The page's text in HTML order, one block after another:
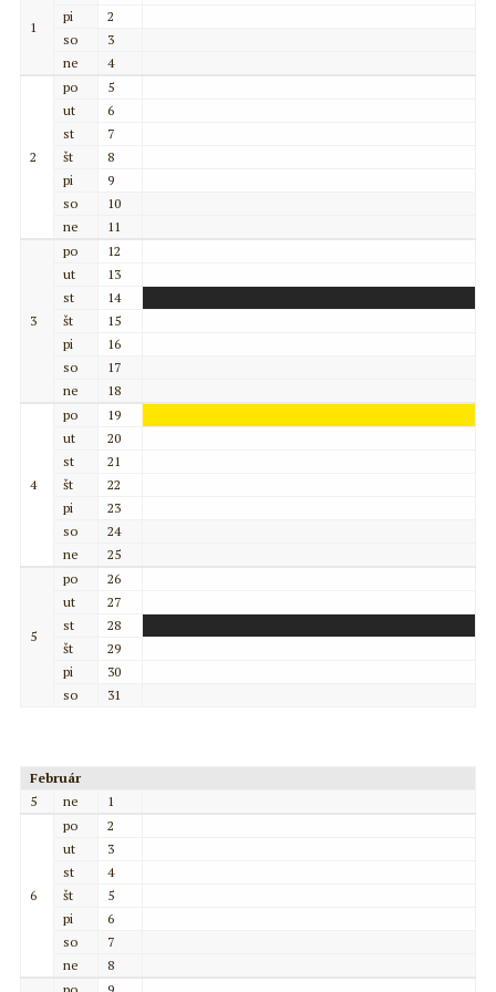
1
pi
2
so
3
ne
4
2
po
5
ut
6
st
7
št
8
pi
9
so
10
ne
11
3
po
12
ut
13
st
14
št
15
pi
16
so
17
ne
18
4
po
19
ut
20
st
21
št
22
pi
23
so
24
ne
25
5
po
26
ut
27
st
28
št
29
pi
30
so
31
Február
5
ne 1
6
po
2
ut
3
st
4
št
5
pi
6
so
7
ne
8